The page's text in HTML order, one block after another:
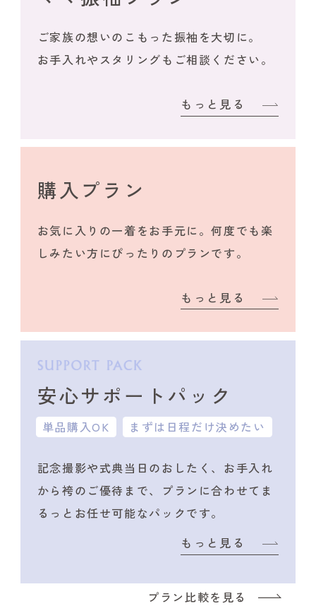
ご家族の想いのこもった振袖を大切に。
お手入れやスタリングもご相談ください。
もっと見る
購入プラン
お気に入りの一着をお手元に。何度でも楽
しみたい方にぴったりのプランです。
もっと見る
安心サポートパック
単品購入OK まずは日程だけ決めたい
記念撮影や式典当日のおしたく、 お手入れ
から袴のご優待まで、プランに合わせて ま
るっとお任せ可能なパックです。
もっと見る
プラン比較を見る